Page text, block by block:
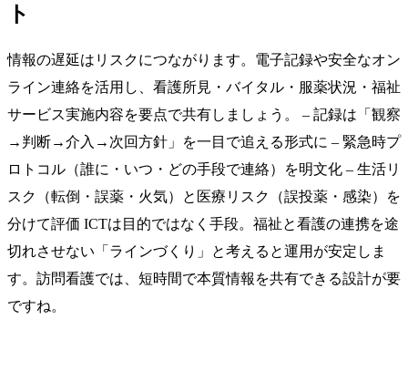
ト
情報の遅延はリスクにつながります。電子記録や安全なオン
ライン連絡を活用し、看護所見・バイタル・服薬状況・福祉
サービス実施内容を要点で共有しましょう。 – 記録は「観察
→判断→介入→次回方針」を一目で追える形式に – 緊急時プ
ロトコル（誰に・いつ・どの手段で連絡）を明文化 – 生活リ
スク（転倒・誤薬・火気）と医療リスク（誤投薬・感染）を
分けて評価 ICTは目的ではなく手段。福祉と看護の連携を途
切れさせない「ラインづくり」と考えると運用が安定しま
す。訪問看護では、短時間で本質情報を共有できる設計が要
ですね。